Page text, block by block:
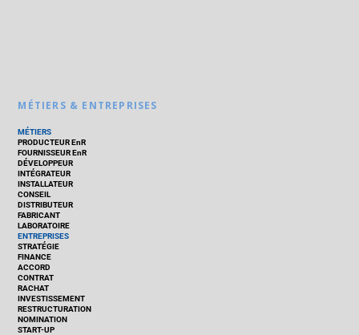
MÉTIERS & ENTREPRISES
MÉTIERS
PRODUCTEUR EnR
FOURNISSEUR EnR
DÉVELOPPEUR
INTÉGRATEUR
INSTALLATEUR
CONSEIL
DISTRIBUTEUR
FABRICANT
LABORATOIRE
ENTREPRISES
STRATÉGIE
FINANCE
ACCORD
CONTRAT
RACHAT
INVESTISSEMENT
RESTRUCTURATION
NOMINATION
START-UP